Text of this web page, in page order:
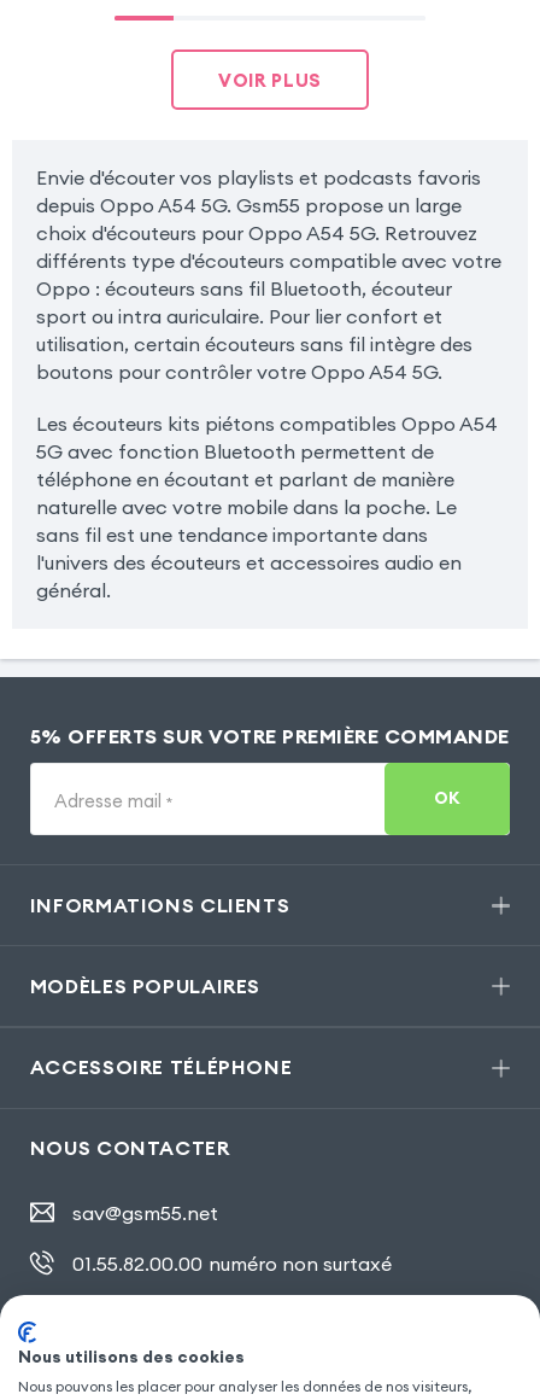
VOIR PLUS
Envie d'écouter vos playlists et podcasts favoris
depuis Oppo A54 5G. Gsm55 propose un large
choix d'écouteurs pour Oppo A54 5G. Retrouvez
différents type d'écouteurs compatible avec votre
Oppo : écouteurs sans fil Bluetooth, écouteur
sport ou intra auriculaire. Pour lier confort et
utilisation, certain écouteurs sans fil intègre des
boutons pour contrôler votre Oppo A54 5G.
Les écouteurs kits piétons compatibles Oppo A54
5G avec fonction Bluetooth permettent de
téléphone en écoutant et parlant de manière
naturelle avec votre mobile dans la poche. Le
sans fil est une tendance importante dans
l'univers des écouteurs et accessoires audio en
général.
5% OFFERTS SUR VOTRE PREMIÈRE COMMANDE
Adresse mail * OK
INFORMATIONS CLIENTS
MODÈLES POPULAIRES
ACCESSOIRE TÉLÉPHONE
NOUS CONTACTER
sav@gsm55.net
01.55.82.00.00 numéro non surtaxé
Nous utilisons des cookies
Nous pouvons les placer pour analyser les données de nos visiteurs,